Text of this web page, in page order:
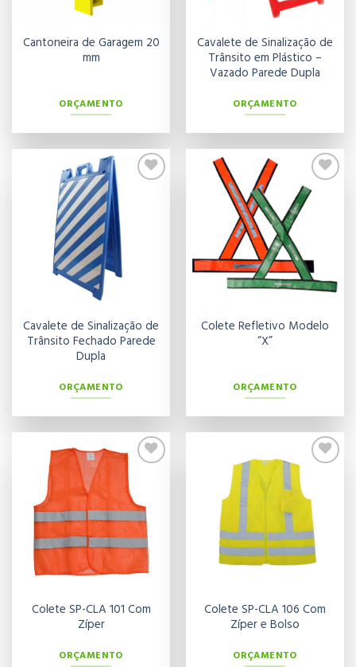
Cantoneira de Garagem 20
mm
ORÇAMENTO
Cavalete de Sinalização de
Trânsito em Plástico –
Vazado Parede Dupla
ORÇAMENTO
Cavalete de Sinalização de
Trânsito Fechado Parede
Dupla
ORÇAMENTO
Adicionar
aos meus
desejos
Colete Refletivo Modelo
“X”
ORÇAMENTO
Adicionar
aos meus
desejos
Colete SP-CLA 101 Com
Zíper
ORÇAMENTO
Adicionar
aos meus
desejos
Colete SP-CLA 106 Com
Zíper e Bolso
ORÇAMENTO